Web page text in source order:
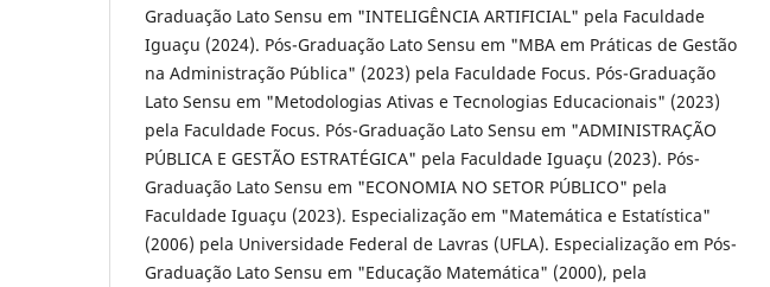
Graduação Lato Sensu em "INTELIGÊNCIA ARTIFICIAL" pela Faculdade
Iguaçu (2024). Pós-Graduação Lato Sensu em "MBA em Práticas de Gestão
na Administração Pública" (2023) pela Faculdade Focus. Pós-Graduação
Lato Sensu em "Metodologias Ativas e Tecnologias Educacionais" (2023)
pela Faculdade Focus. Pós-Graduação Lato Sensu em "ADMINISTRAÇÃO
PÚBLICA E GESTÃO ESTRATÉGICA" pela Faculdade Iguaçu (2023). Pós-
Graduação Lato Sensu em "ECONOMIA NO SETOR PÚBLICO" pela
Faculdade Iguaçu (2023). Especialização em "Matemática e Estatística"
(2006) pela Universidade Federal de Lavras (UFLA). Especialização em Pós-
Graduação Lato Sensu em "Educação Matemática" (2000), pela